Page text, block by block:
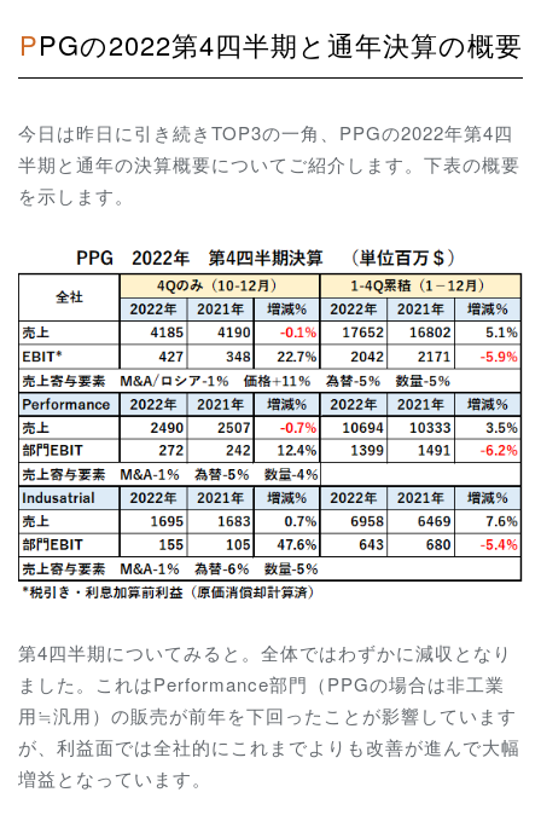
PPGの2022第4四半期と通年決算の概要
今日は昨日に引き続きTOP3の一角、PPGの2022年第4四
半期と通年の決算概要についてご紹介します。下表の概要
を示します。
第4四半期についてみると。全体ではわずかに減収となり
ました。これはPerformance部門（PPGの場合は非工業
用≒汎用）の販売が前年を下回ったことが影響しています
が、利益面では全社的にこれまでよりも改善が進んで大幅
増益となっています。